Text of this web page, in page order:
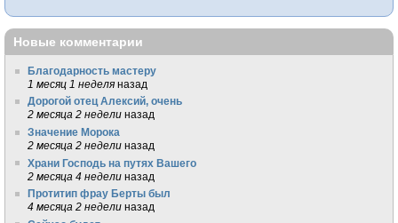
Новые комментарии
Благодарность мастеру
1 месяц 1 неделя назад
Дорогой отец Алексий, очень
2 месяца 2 недели назад
Значение Морока
2 месяца 2 недели назад
Храни Господь на путях Вашего
2 месяца 4 недели назад
Протитип фрау Берты был
4 месяца 2 недели назад